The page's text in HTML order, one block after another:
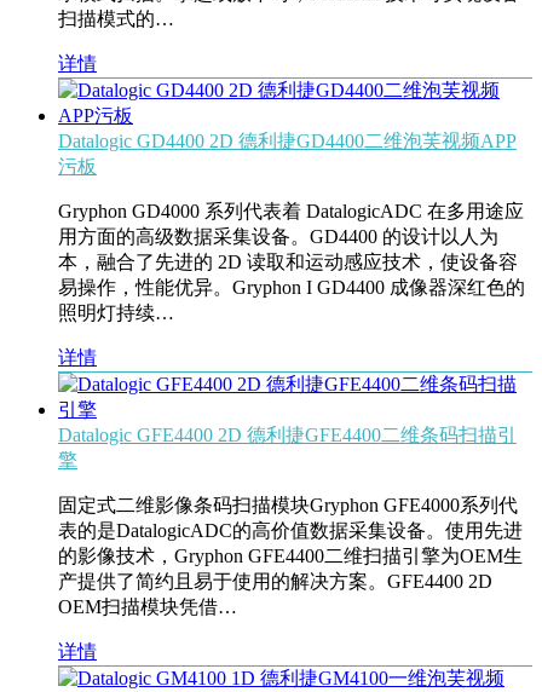
扫描模式的…
详情
Datalogic GD4400 2D 德利捷GD4400二维泡芙视频APP
污板
Gryphon GD4000 系列代表着 DatalogicADC 在多用途应
用方面的高级数据采集设备。GD4400 的设计以人为
本，融合了先进的 2D 读取和运动感应技术，使设备容
易操作，性能优异。Gryphon I GD4400 成像器深红色的
照明灯持续…
详情
Datalogic GFE4400 2D 德利捷GFE4400二维条码扫描引
擎
固定式二维影像条码扫描模块Gryphon GFE4000系列代
表的是DatalogicADC的高价值数据采集设备。使用先进
的影像技术，Gryphon GFE4400二维扫描引擎为OEM生
产提供了简约且易于使用的解决方案。GFE4400 2D
OEM扫描模块凭借…
详情